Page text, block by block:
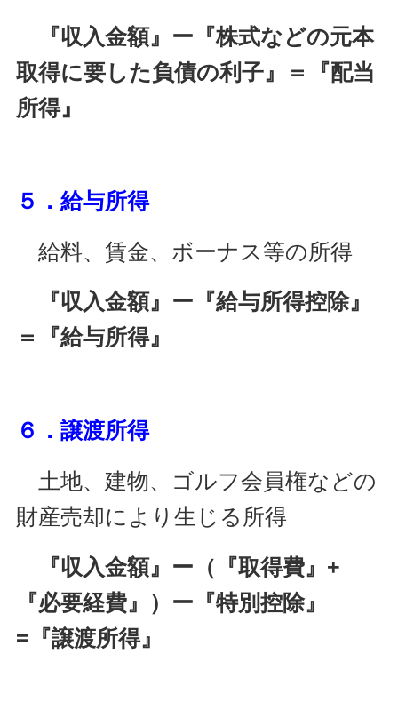
『収入金額』ー『株式などの元本
取得に要した負債の利子』＝『配当
所得』
５．給与所得
給料、賃金、ボーナス等の所得
『収入金額』ー『給与所得控除』
＝『給与所得』
６．譲渡所得
土地、建物、ゴルフ会員権などの
財産売却により生じる所得
『収入金額』ー（『取得費』+
『必要経費』）ー『特別控除』
=『譲渡所得』